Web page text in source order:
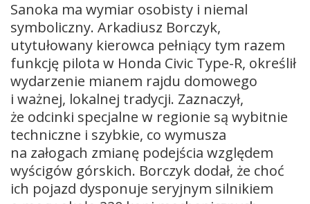
Sanoka ma wymiar osobisty i niemal
symboliczny. Arkadiusz Borczyk,
utytułowany kierowca pełniący tym razem
funkcję pilota w Honda Civic Type-R, określił
wydarzenie mianem rajdu domowego
i ważnej, lokalnej tradycji. Zaznaczył,
że odcinki specjalne w regionie są wybitnie
techniczne i szybkie, co wymusza
na załogach zmianę podejścia względem
wyścigów górskich. Borczyk dodał, że choć
ich pojazd dysponuje seryjnym silnikiem